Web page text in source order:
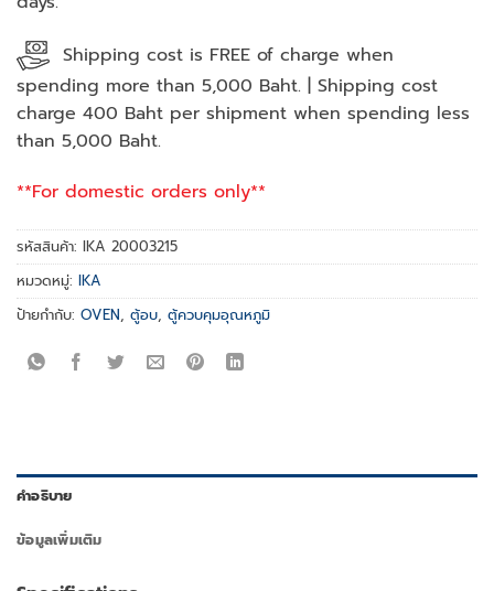
Shipping cost is FREE of charge when
spending more than 5,000 Baht. | Shipping cost
charge 400 Baht per shipment when spending less
than 5,000 Baht.
**For domestic orders only**
รหัสสินค้า: IKA 20003215
หมวดหมู่: IKA
ป้ายกำกับ: OVEN, ตู้อบ, ตู้ควบคุมอุณหภูมิ
คำอธิบาย
ข้อมูลเพิ่มเติม